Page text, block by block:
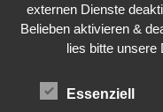
externen Dienste
Belieben aktivieren &
lies bitte unsere
Essenziell